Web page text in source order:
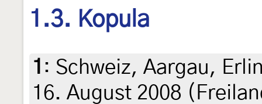
1.3. Kopula
1 : Schweiz, Aargau,
16. August 2008